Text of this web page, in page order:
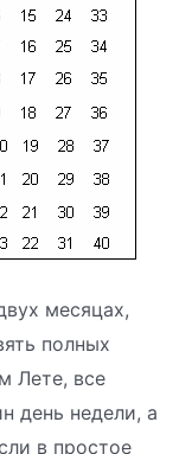
месяцах,
полных
Лете, все
день недели, а
в простое